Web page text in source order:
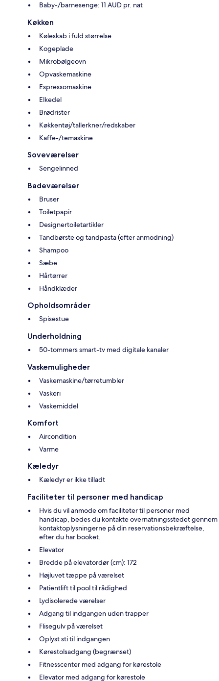
Baby-/barnesenge: 11 AUD pr. nat
Køkken
Køleskab i fuld størrelse
Kogeplade
Mikrobølgeovn
Opvaskemaskine
Espressomaskine
Elkedel
Brødrister
Køkkentøj/tallerkner/redskaber
Kaffe-/temaskine
Soveværelser
Sengelinned
Badeværelser
Bruser
Toiletpapir
Designertoiletartikler
Tandbørste og tandpasta (efter anmodning)
Shampoo
Sæbe
Hårtørrer
Håndklæder
Opholdsområder
Spisestue
Underholdning
50-tommers smart-tv med digitale kanaler
Vaskemuligheder
Vaskemaskine/tørretumbler
Vaskeri
Vaskemiddel
Komfort
Aircondition
Varme
Kæledyr
Kæledyr er ikke tilladt
Faciliteter til personer med handicap
Hvis du vil anmode om faciliteter til personer med
handicap, bedes du kontakte overnatningsstedet gennem
kontaktoplysningerne på din reservationsbekræftelse,
efter du har booket.
Elevator
Bredde på elevatordør (cm): 172
Højluvet tæppe på værelset
Patientlift til pool til rådighed
Lydisolerede værelser
Adgang til indgangen uden trapper
Flisegulv på værelset
Oplyst sti til indgangen
Kørestolsadgang (begrænset)
Fitnesscenter med adgang for kørestole
Elevator med adgang for kørestole